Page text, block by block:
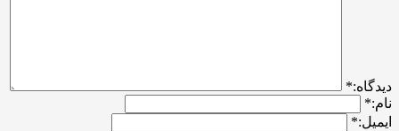
ديدگاه:*
نام:*
ایمیل:*